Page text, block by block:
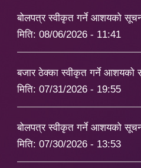
बोलपत्र स्वीकृत गर्ने आशयको
मिति: 08/06/2026 - 11:41
बजार ठेक्का स्वीकृत गर्ने आशयको
मिति: 07/31/2026 - 19:55
बोलपत्र स्वीकृत गर्ने आशयको
मिति: 07/30/2026 - 13:53